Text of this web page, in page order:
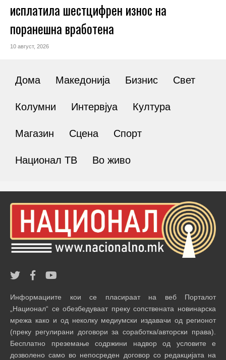
исплатила шестцифрен износ на
поранешна вработена
10 август, 2026
Дома Македонија Бизнис Свет
Колумни Интервјуа Култура
Магазин Сцена Спорт
Национал ТВ Во живо
Информациите кои се пласираат на веб Порталот
„Национал“ се обезбедуваат преку сопствената новинарска
мрежа како и од неколку медиумски издавачи од регионот
(преку регулирани договори за соработка/авторски права).
Бесплатно преземање содржини надвор од условите е
дозволено само во непосреден договор со редакцијата на